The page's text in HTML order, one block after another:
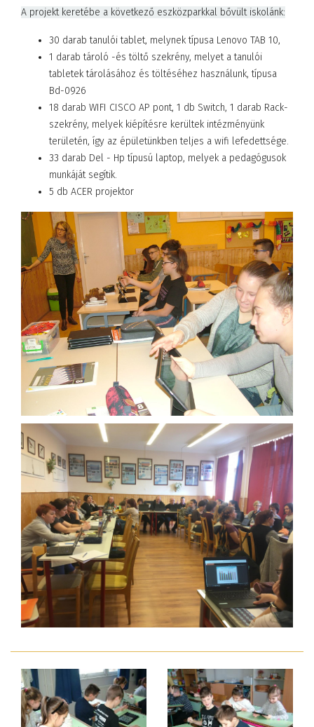
A projekt keretébe a következő eszközparkkal bővült iskolánk:
30 darab tanulói tablet, melynek típusa Lenovo TAB 10,
1 darab tároló -és töltő szekrény, melyet a tanulói
tabletek tárolásához és töltéséhez használunk, típusa
Bd-0926
18 darab WIFI CISCO AP pont, 1 db Switch, 1 darab Rack-
szekrény, melyek kiépítésre kerültek intézményünk
területén, így az épületünkben teljes a wifi lefedettsége.
33 darab Del - Hp típusú laptop, melyek a pedagógusok
munkáját segítik.
5 db ACER projektor